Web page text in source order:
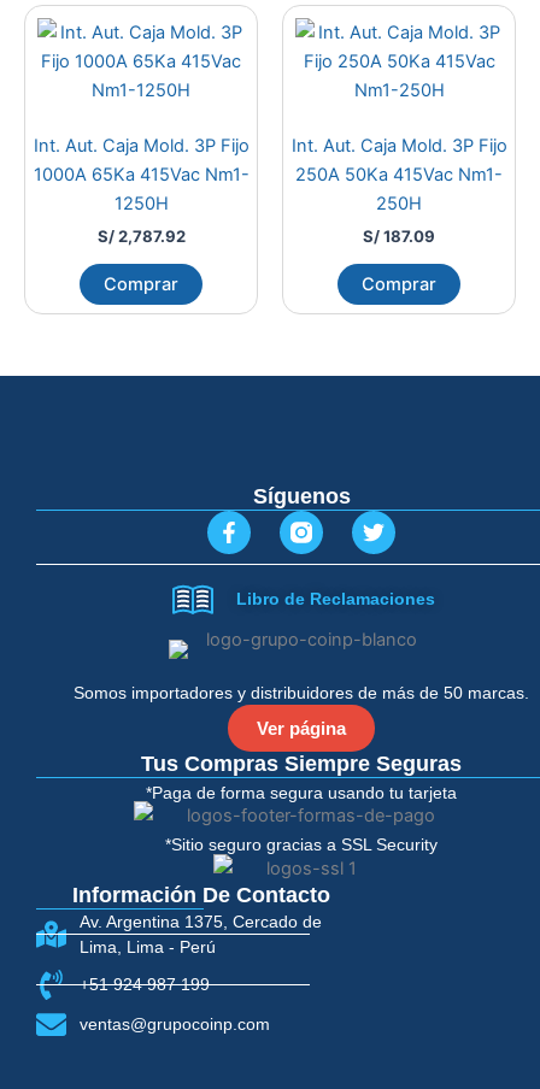
Int. Aut. Caja Mold. 3P Fijo
1000A 65Ka 415Vac Nm1-
1250H
S/2,787.92
Comprar
Int. Aut. Caja Mold. 3P Fijo
250A 50Ka 415Vac Nm1-
250H
S/187.09
Comprar
Somos importadores y distribuidores de más de 50 marcas.
Ver página
Tus Compras Siempre Seguras
*Paga de forma segura usando tu tarjeta
*Sitio seguro gracias a SSL Security
Información De Contacto
Av. Argentina 1375, Cercado de
Lima, Lima - Perú
+51 924 987 199
ventas@grupocoinp.com
Síguenos
F
a
c
b
o
-
f
T
w
i
t
e
r
Libro de Reclamaciones